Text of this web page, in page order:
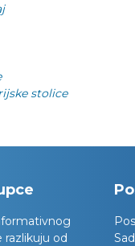
stolice
razlikuju od